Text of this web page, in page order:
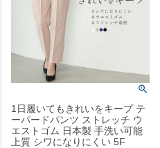
1日履いてもきれいをキープ テ
ーパードパンツ ストレッチ ウ
エストゴム 日本製 手洗い可能
上質 シワになりにくい 5F